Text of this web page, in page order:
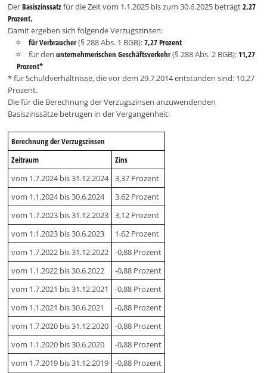
DerBasiszinssatzfür die Zeit vom 1.1.2025 bis zum 30.6.2025 beträgt2,27
Prozent.
Damit ergeben sich folgende Verzugszinsen:
für Verbraucher(§ 288 Abs. 1 BGB):7,27 Prozent
für den unternehmerischen Geschäftsverkehr(§ 288 Abs. 2 BGB):11,27
Prozent*
* für Schuldverhältnisse, die vor dem 29.7.2014 entstanden sind: 10,27
Prozent.
Die für die Berechnung der Verzugszinsen anzuwendenden
Basiszinssätze betrugen in der Vergangenheit:
Berechnung der Verzugszinsen
Zeitraum
Zins
vom 1.7.2024 bis 31.12.2024
3,37 Prozent
vom 1.1.2024 bis 30.6.2024
3,62 Prozent
vom 1.7.2023 bis 31.12.2023
3,12 Prozent
vom 1.1.2023 bis 30.6.2023
1,62 Prozent
vom 1.7.2022 bis 31.12.2022
-0,88 Prozent
vom 1.1.2022 bis 30.6.2022
-0,88 Prozent
vom 1.7.2021 bis 31.12.2021
-0,88 Prozent
vom 1.1.2021 bis 30.6.2021
-0,88 Prozent
vom 1.7.2020 bis 31.12.2020
-0,88 Prozent
vom 1.1.2020 bis 30.6.2020
-0,88 Prozent
vom 1.7.2019 bis 31.12.2019
-0,88 Prozent